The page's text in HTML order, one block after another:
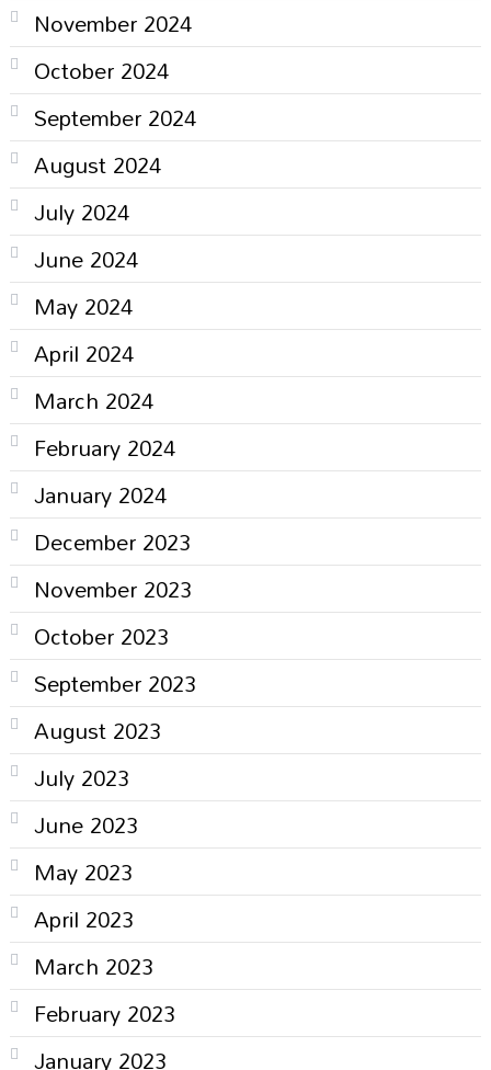
November 2024
October 2024
September 2024
August 2024
July 2024
June 2024
May 2024
April 2024
March 2024
February 2024
January 2024
December 2023
November 2023
October 2023
September 2023
August 2023
July 2023
June 2023
May 2023
April 2023
March 2023
February 2023
January 2023